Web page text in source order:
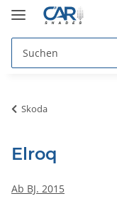
Skoda
Elroq
Ab BJ. 2015